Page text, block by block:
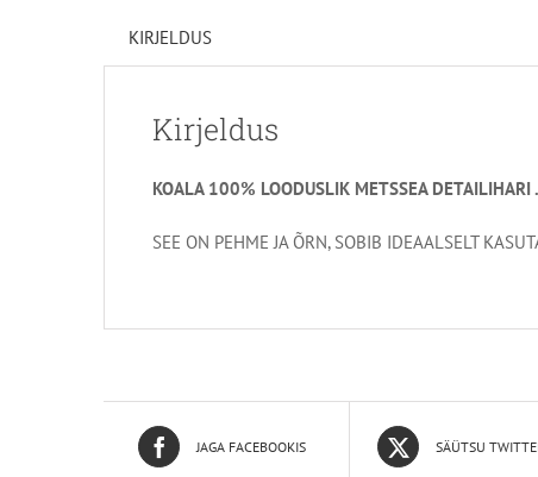
KIRJELDUS
Kirjeldus
KOALA 100% LOODUSLIK METSSEA DETAILIHARI .
SEE ON PEHME JA ÕRN, SOBIB IDEAALSELT
JAGA FACEBOOKIS SÄÜTSU